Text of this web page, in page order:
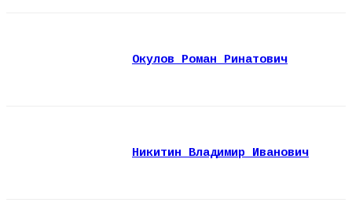
Окулов Роман Ринатович
Никитин Владимир Иванович